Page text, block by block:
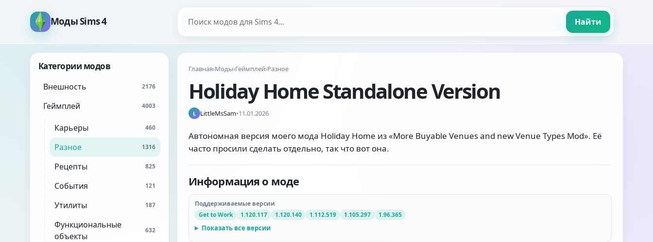
Моды Sims 4 Найти
Категории модов
Внешность 2176
Геймплей 4003
Карьеры 460
Разное 1316
Рецепты 825
События 121
Утилиты 187
Функциональные
объекты
632
Главная›Моды›Геймплей›Разное
Holiday Home Standalone Version
L LittleMsSam•11.01.2026
Автономная версия моего мода Holiday Home из «More Buyable Venues and new Venue Types Mod». Её
часто просили сделать отдельно, так что вот она.
Информация о моде
Поддерживаемые версии
Get to Work
1.120.117 1.120.140 1.112.519 1.105.297 1.96.365
Показать все версии